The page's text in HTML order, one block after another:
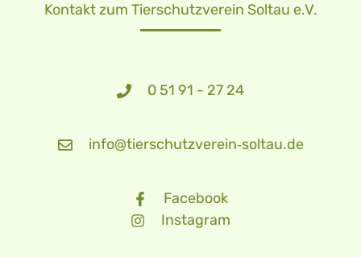
Kontakt zum Tierschutzverein Soltau e.V.
0 51 91 - 27 24
info@tierschutzverein‑soltau.de
Facebook
Instagram